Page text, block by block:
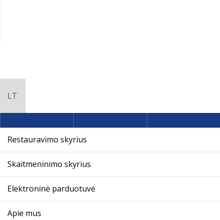
Restauravimo skyrius
Skaitmeninimo skyrius
Elektroninė parduotuvė
Apie mus